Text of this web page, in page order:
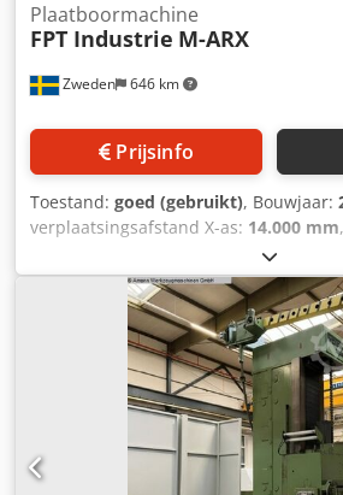
Zweden 646 km
Plaatboormachine
FPT Industrie M-ARX
Prijsinfo
Toestand: goed (gebruikt), Bouwjaar:
verplaatsingsafstand X-as: 14.000 mm
, verplaatsingsafstand Z-as:
spilsnelheid (max.):2.500 rpm,
, spindeldiameter:152 mm, FPT
SELCA 4045 PLUS DIGITAAL,
A Hefx Alisha CNC kan worden
Heidenhein 620. FPT TRT25.
assige kop, 144 x 144. X,
verticale verplaatsing kop 4.000 mm
B, Spil Ø 152,4 mm 900 mm
0 - 2.500 tpm Spindelmotor 48 kW